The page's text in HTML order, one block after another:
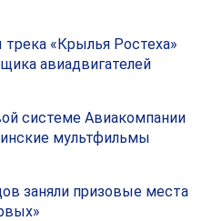
«Крылья Ростеха»
авиадвигателей
системе Авиакомпании
мультфильмы
заняли призовые места